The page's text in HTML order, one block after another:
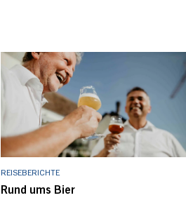
REISEBERICHTE
Rund ums Bier